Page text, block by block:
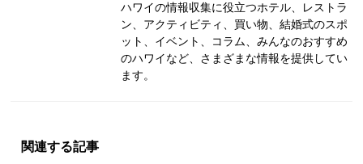
ハワイの情報収集に役立つホテル、レストラ
ン、アクティビティ、買い物、結婚式のスポ
ット、イベント、コラム、みんなのおすすめ
のハワイなど、さまざまな情報を提供してい
ます。
関連する記事